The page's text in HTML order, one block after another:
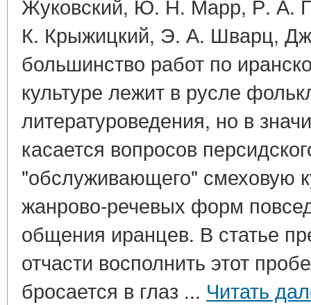
Жуковский, Ю. Н. Марр, Р. А.
К. Крыжицкий, Э. А. Шварц,
большинство работ по
культуре лежит в русле
литературоведения, но в
касается вопросов
"обслуживающего" смеховую
жанрово-речевых форм
общения иранцев. В статье
отчасти восполнить этот
бросается в глаз ... Читать